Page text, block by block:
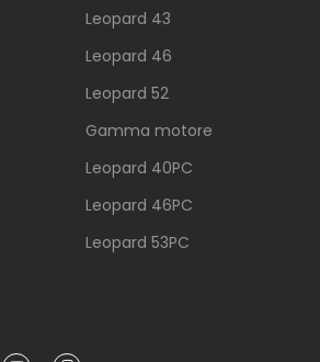
Leopard 43
Leopard 46
Leopard 52
Gamma motore
Leopard 40PC
Leopard 46PC
Leopard 53PC